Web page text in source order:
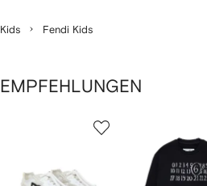
Kids Fendi Kids
EMPFEHLUNGEN